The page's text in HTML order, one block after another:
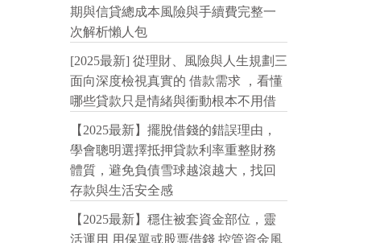
期與信貸總成本風險與手續費完整一
次解析懶人包
[2025最新] 從理財、風險與人生規劃三
面向深度檢視真實的 借款需求 ，看懂
哪些貸款只是情緒與衝動根本不用借
【2025最新】擺脫借錢的錯誤理由，
學會聰明選擇抵押貸款利率重整財務
體質，避免負債雪球越滾越大，找回
存款與生活安全感
【2025最新】穩住被套資金部位，靈
活運用 用保單或股票借錢 控管資金風